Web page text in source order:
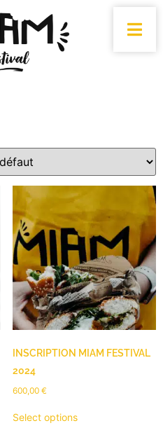
INSCRIPTION MIAM FESTIVAL
2024
600,00 €
Select options